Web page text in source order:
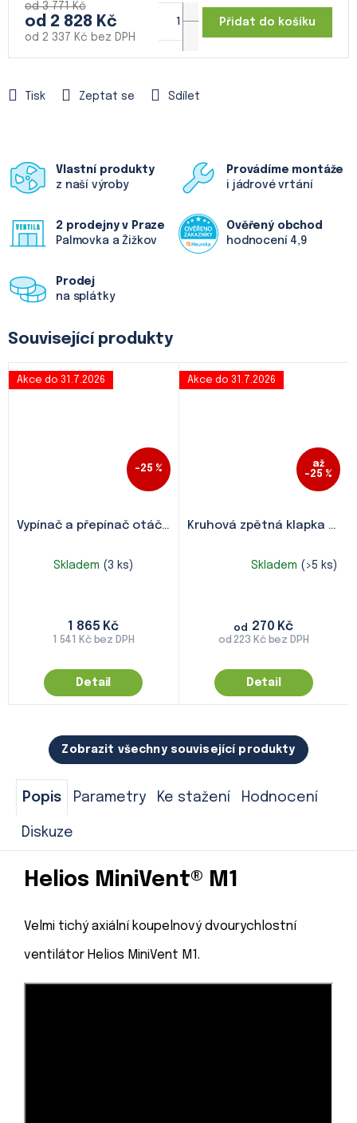
Tisk Zeptat se Sdílet
od 3 771 Kč
od 2 828 Kč
od 2 337 Kč bez DPH
Přidat do košíku
Vlastní produkty
z naší výroby
Provádíme montáže
i jádrové vrtání
2 prodejny v Praze
Palmovka a Žižkov
Ověřený obchod
hodnocení 4,9
Prodej
na splátky
Související produkty
Akce do 31.7.2026
–25 %
Vypínač a přepínač otáček Helios MVB
Skladem (3 ks)
1 541 Kč bez DPH
1 865 Kč
Detail
Akce do 31.7.2026
až
–25 %
Kruhová zpětná klapka
KZK
Průměrné
z
hvězdiček.
Skladem (>5 ks)
od 223 Kč bez DPH
od 270 Kč
Detail
Zobrazit všechny související produkty
Popis Parametry Ke stažení Hodnocení
Diskuze
Helios MiniVent® M1
Velmi tichý axiální koupelnový dvourychlostní
ventilátor Helios MiniVent M1.